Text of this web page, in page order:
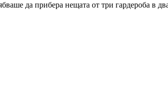
да прибера нещата от три гардероба в